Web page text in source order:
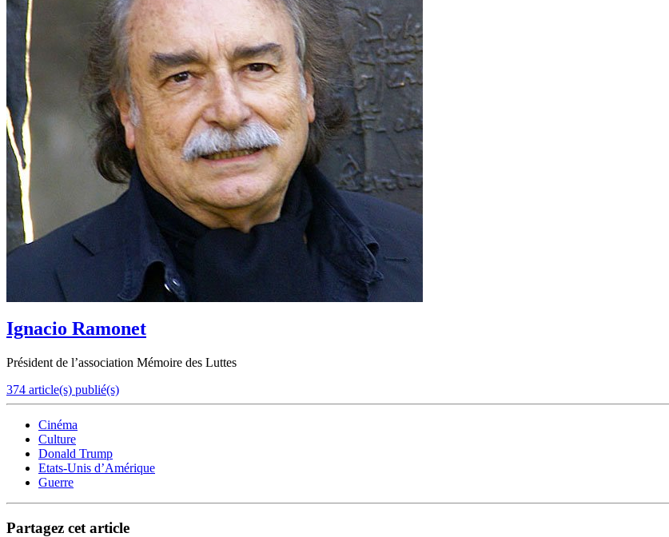
Ignacio Ramonet
Président de l’association Mémoire des Luttes
374 article(s) publié(s)
Cinéma
Culture
Donald Trump
Etats-Unis d’Amérique
Guerre
Partagez cet article